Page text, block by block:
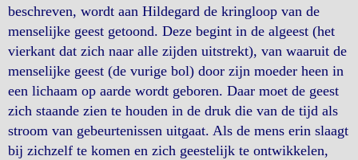
beschreven, wordt aan Hildegard de kringloop van de
menselijke geest getoond. Deze begint in de algeest (het
vierkant dat zich naar alle zijden uitstrekt), van waaruit de
menselijke geest (de vurige bol) door zijn moeder heen in
een lichaam op aarde wordt geboren. Daar moet de geest
zich staande zien te houden in de druk die van de tijd als
stroom van gebeurtenissen uitgaat. Als de mens erin slaagt
bij zichzelf te komen en zich geestelijk te ontwikkelen,